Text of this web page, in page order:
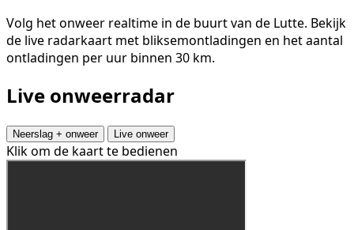
Volg het onweer realtime in de buurt van de Lutte. Bekijk
de live radarkaart met bliksemontladingen en het aantal
ontladingen per uur binnen 30 km.
Live onweerradar
Neerslag + onweer Live onweer
Klik om de kaart te bedienen